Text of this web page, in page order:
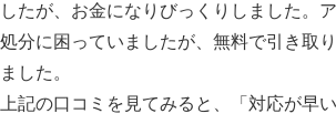
したが、お金になりびっくりしました。
処分に困っていましたが、無料で引き取
ました。
上記の口コミを見てみると、「対応が早